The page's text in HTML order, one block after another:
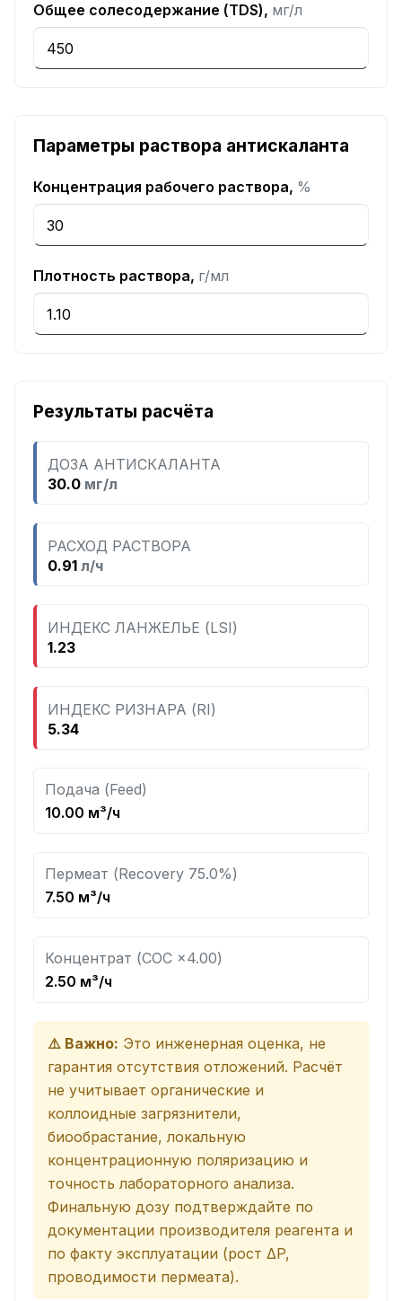
Общее солесодержание (TDS), мг/л
Параметры раствора антискаланта
Концентрация рабочего раствора, %
Плотность раствора, г/мл
Результаты расчёта
ДОЗА АНТИСКАЛАНТА
30.0 мг/л
РАСХОД РАСТВОРА
0.91 л/ч
ИНДЕКС ЛАНЖЕЛЬЕ (LSI)
1.23
ИНДЕКС РИЗНАРА (RI)
5.34
Подача (Feed)
10.00 м³/ч
Пермеат (Recovery 75.0%)
7.50 м³/ч
Концентрат (COC ×4.00)
2.50 м³/ч
⚠️ Важно: Это инженерная оценка, не
гарантия отсутствия отложений. Расчёт
не учитывает органические и
коллоидные загрязнители,
биообрастание, локальную
концентрационную поляризацию и
точность лабораторного анализа.
Финальную дозу подтверждайте по
документации производителя реагента и
по факту эксплуатации (рост ΔP,
проводимости пермеата).